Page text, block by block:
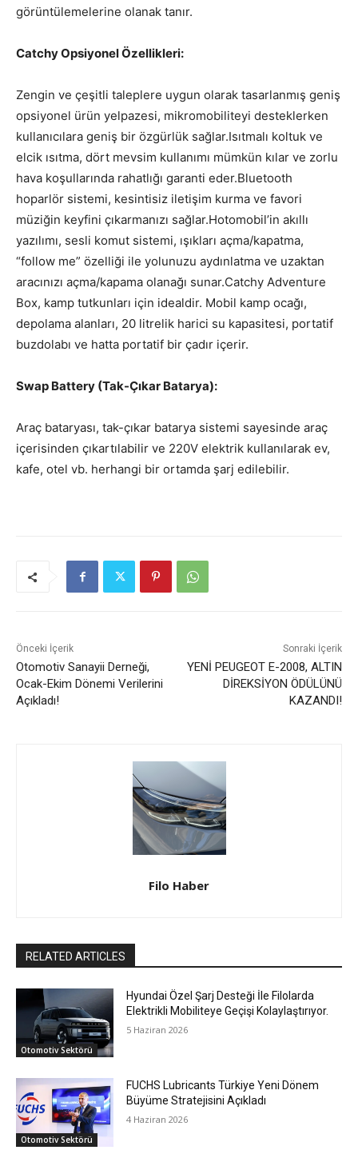
görüntülemelerine olanak tanır.
Catchy Opsiyonel Özellikleri:
Zengin ve çeşitli taleplere uygun olarak tasarlanmış geniş
opsiyonel ürün yelpazesi, mikromobiliteyi desteklerken
kullanıcılara geniş bir özgürlük sağlar.Isıtmalı koltuk ve
elcik ısıtma, dört mevsim kullanımı mümkün kılar ve zorlu
hava koşullarında rahatlığı garanti eder.Bluetooth
hoparlör sistemi, kesintisiz iletişim kurma ve favori
müziğin keyfini çıkarmanızı sağlar.Hotomobil’in akıllı
yazılımı, sesli komut sistemi, ışıkları açma/kapatma,
“follow me” özelliği ile yolunuzu aydınlatma ve uzaktan
aracınızı açma/kapama olanağı sunar.Catchy Adventure
Box, kamp tutkunları için idealdir. Mobil kamp ocağı,
depolama alanları, 20 litrelik harici su kapasitesi, portatif
buzdolabı ve hatta portatif bir çadır içerir.
Swap Battery (Tak-Çıkar Batarya):
Araç bataryası, tak-çıkar batarya sistemi sayesinde araç
içerisinden çıkartılabilir ve 220V elektrik kullanılarak ev,
kafe, otel vb. herhangi bir ortamda şarj edilebilir.
Önceki İçerik
Otomotiv Sanayii Derneği,
Ocak-Ekim Dönemi Verilerini
Açıkladı!
Sonraki İçerik
YENİ PEUGEOT E-2008, ALTIN
DİREKSİYON ÖDÜLÜNÜ
KAZANDI!
Filo Haber
RELATED ARTICLES
Otomotiv Sektörü
Hyundai Özel Şarj Desteği İle Filolarda
Elektrikli Mobiliteye Geçişi Kolaylaştırıyor.
5 Haziran 2026
Otomotiv Sektörü
FUCHS Lubricants Türkiye Yeni Dönem
Büyüme Stratejisini Açıkladı
4 Haziran 2026